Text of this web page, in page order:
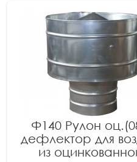
Ф140 Рулон
дефлектор для
из